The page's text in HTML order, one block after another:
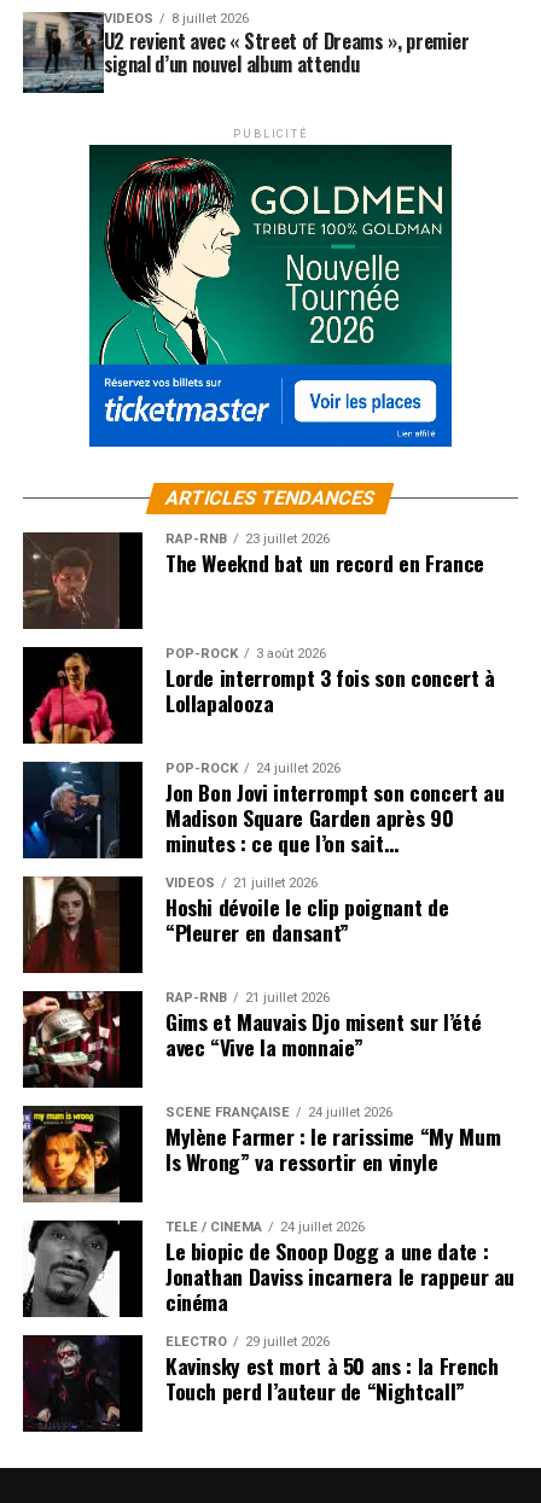
VIDEOS 8 juillet 2026
U2 revient avec « Street of Dreams », premier
signal d’un nouvel album attendu
PUBLICITÉ
ARTICLES TENDANCES
RAP-RNB 23 juillet 2026
The Weeknd bat un record en France
POP-ROCK 3 août 2026
Lorde interrompt 3 fois son concert à
Lollapalooza
POP-ROCK 24 juillet 2026
Jon Bon Jovi interrompt son concert au
Madison Square Garden après 90
minutes : ce que l’on sait…
VIDEOS 21 juillet 2026
Hoshi dévoile le clip poignant de
“Pleurer en dansant”
RAP-RNB 21 juillet 2026
Gims et Mauvais Djo misent sur l’été
avec “Vive la monnaie”
SCÈNE FRANÇAISE 24 juillet 2026
Mylène Farmer : le rarissime “My Mum
Is Wrong” va ressortir en vinyle
TÉLÉ / CINÉMA 24 juillet 2026
Le biopic de Snoop Dogg a une date :
Jonathan Daviss incarnera le rappeur au
cinéma
ÉLECTRO 29 juillet 2026
Kavinsky est mort à 50 ans : la French
Touch perd l’auteur de “Nightcall”